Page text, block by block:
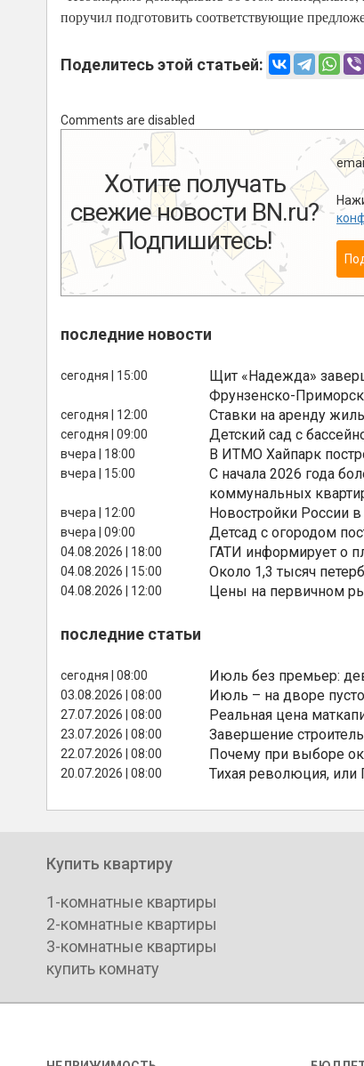
поручил подготовить соответствующие
Поделитесь этой статьей:
Comments are disabled
Хотите получать
свежие новости BN.ru?
Подпишитесь!
последние новости
сегодня | 15:00
Щит «Надежда»
Фрунзенско-
сегодня | 12:00 Ставки на аренду
сегодня | 09:00 Детский сад с
вчера | 18:00 В ИТМО Хайпарк
вчера | 15:00
С начала 2026 года
коммунальных
вчера | 12:00 Новостройки России
вчера | 09:00 Детсад с огородом
04.08.2026 | 18:00 ГАТИ информирует о
04.08.2026 | 15:00 Около 1,3 тысяч
04.08.2026 | 12:00 Цены на первичном
последние статьи
сегодня | 08:00 Июль без премьер:
03.08.2026 | 08:00 Июль – на дворе
27.07.2026 | 08:00 Реальная цена
23.07.2026 | 08:00 Завершение
22.07.2026 | 08:00 Почему при выборе
20.07.2026 | 08:00 Тихая революция, или
Купить квартиру
1-комнатные квартиры
2-комнатные квартиры
3-комнатные квартиры
купить комнату